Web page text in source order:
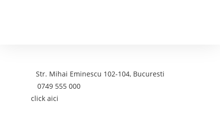
Adresa:Str. Mihai Eminescu 102-104, Bucuresti
Telefon:0749 555 000
Email:click aici